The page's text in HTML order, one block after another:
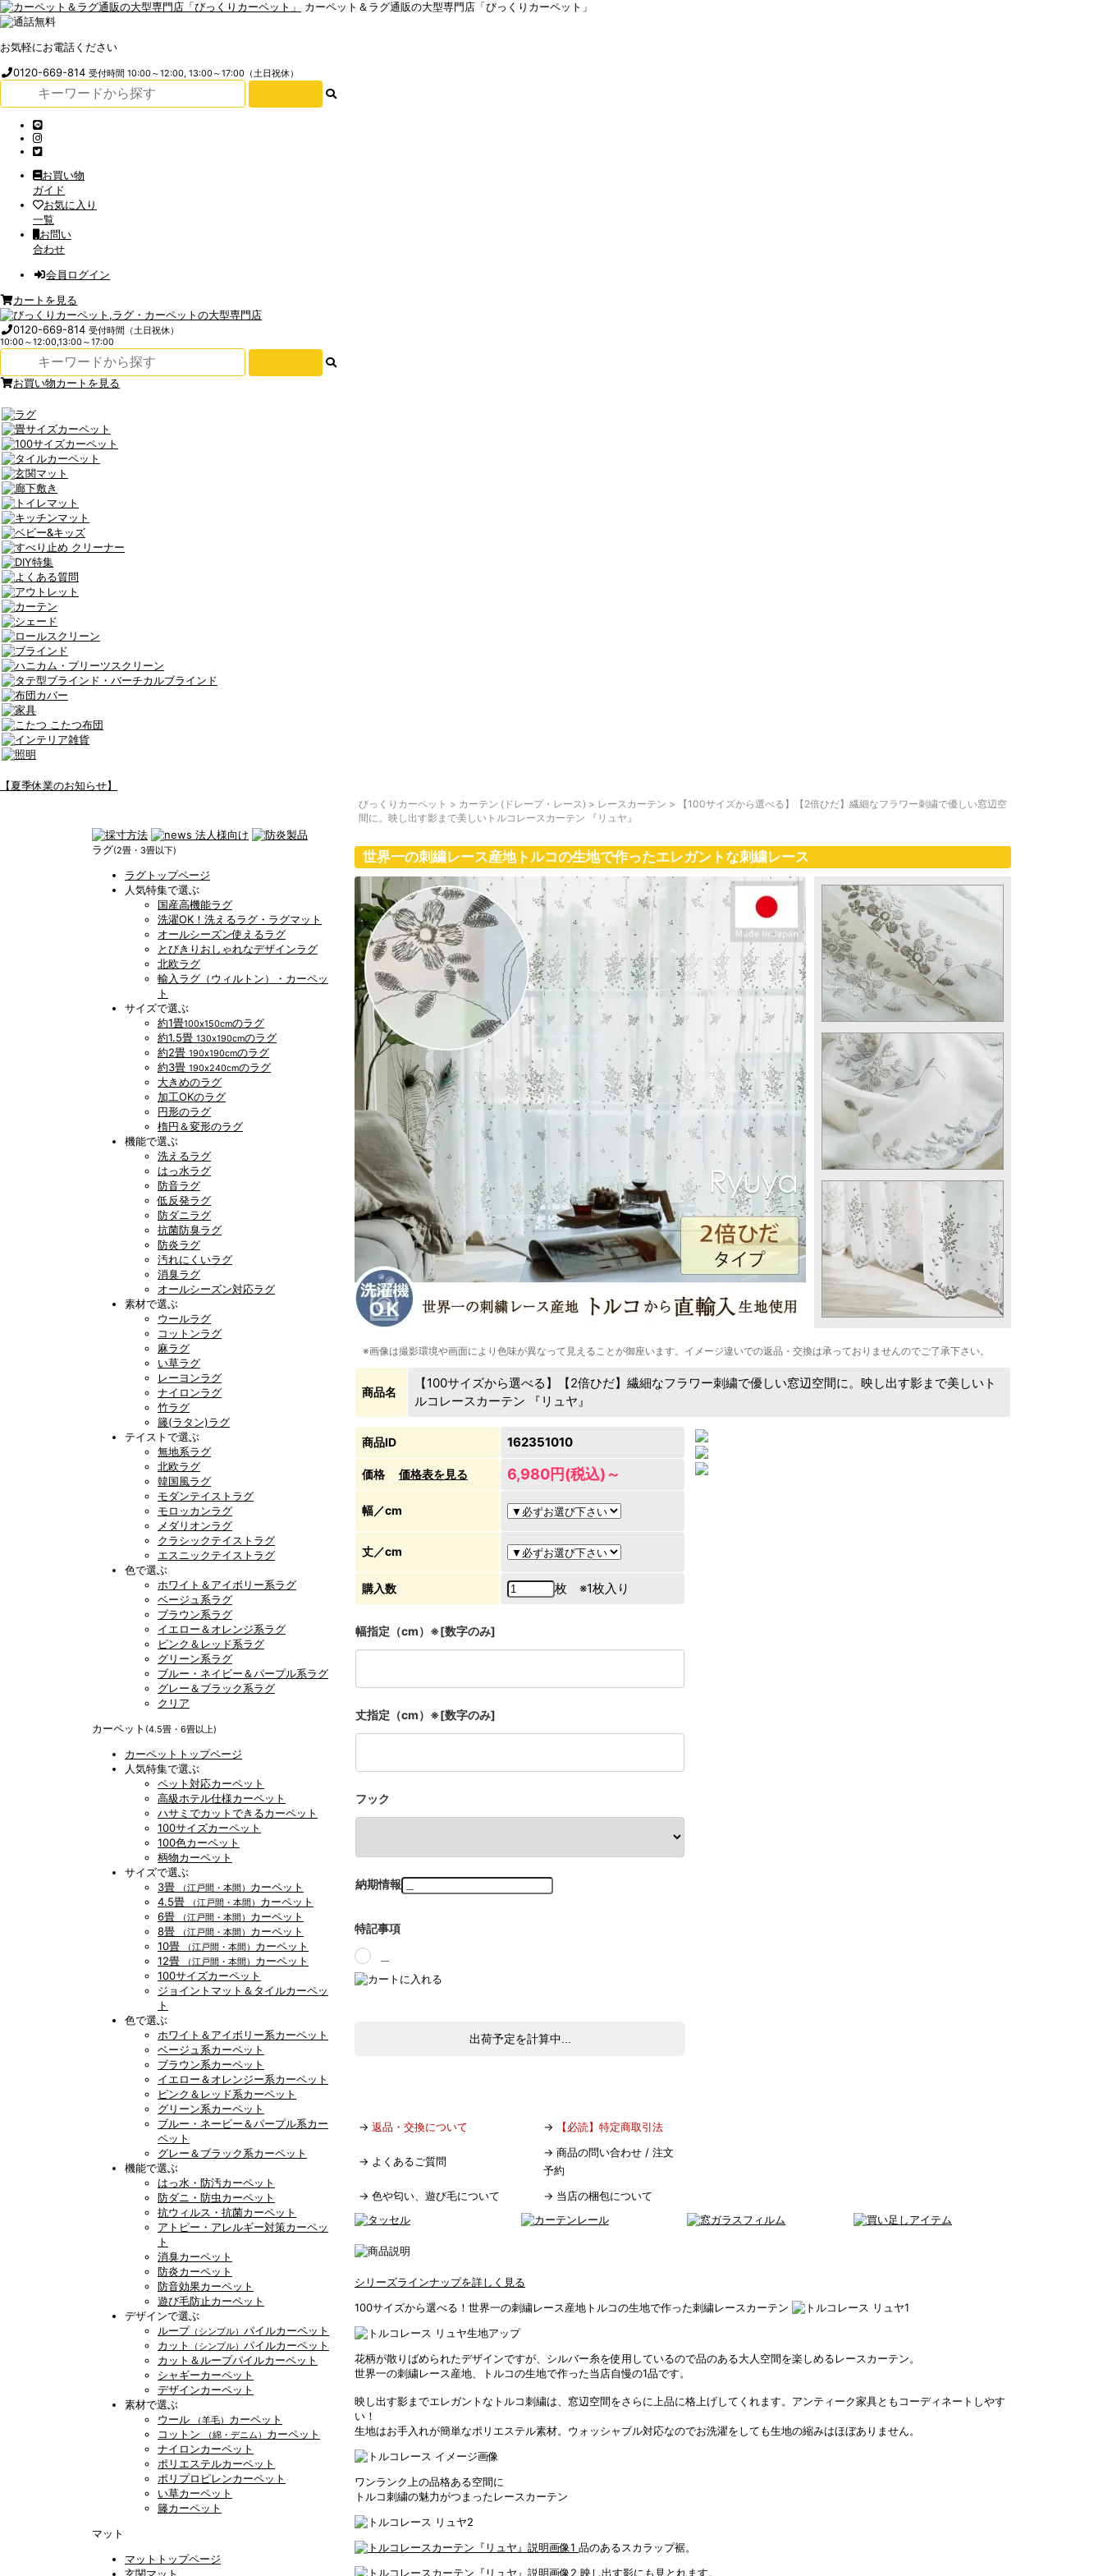
カーペット＆ラグ通販の大型専門店「びっくりカーペット」
お気軽にお電話ください
0120-669-814受付時間 10:00～12:00, 13:00～17:00（土日祝休）
お買い物
ガイド
お気に入り
一覧
お問い
合わせ
会員ログイン
カートを見る
0120-669-814受付時間（土日祝休）
10:00～12:00,13:00～17:00
お買い物カートを見る
【夏季休業のお知らせ】
ラグ(2畳・3畳以下)
ラグトップページ
人気特集で選ぶ
国産高機能ラグ
洗濯OK！洗えるラグ・ラグマット
オールシーズン使えるラグ
とびきりおしゃれなデザインラグ
北欧ラグ
輸入ラグ（ウィルトン）・カーペッ
ト
サイズで選ぶ
約1畳100x150cmのラグ
約1.5畳 130x190cmのラグ
約2畳 190x190cmのラグ
約3畳 190x240cmのラグ
大きめのラグ
加工OKのラグ
円形のラグ
楕円＆変形のラグ
機能で選ぶ
洗えるラグ
はっ水ラグ
防音ラグ
低反発ラグ
防ダニラグ
抗菌防臭ラグ
防炎ラグ
汚れにくいラグ
消臭ラグ
オールシーズン対応ラグ
素材で選ぶ
ウールラグ
コットンラグ
麻ラグ
い草ラグ
レーヨンラグ
ナイロンラグ
竹ラグ
籐(ラタン)ラグ
テイストで選ぶ
無地系ラグ
北欧ラグ
韓国風ラグ
モダンテイストラグ
モロッカンラグ
メダリオンラグ
クラシックテイストラグ
エスニックテイストラグ
色で選ぶ
ホワイト＆アイボリー系ラグ
ベージュ系ラグ
ブラウン系ラグ
イエロー＆オレンジ系ラグ
ピンク＆レッド系ラグ
グリーン系ラグ
ブルー・ネイビー＆パープル系ラグ
グレー＆ブラック系ラグ
クリア
カーペット (4.5畳・6畳以上)
カーペットトップページ
人気特集で選ぶ
ペット対応カーペット
高級ホテル仕様カーペット
ハサミでカットできるカーペット
100サイズカーペット
100色カーペット
柄物カーペット
サイズで選ぶ
3畳
（江戸間・本間） カーペット
4.5畳
（江戸間・本間） カーペット
6畳
（江戸間・本間） カーペット
8畳
（江戸間・本間） カーペット
10畳
（江戸間・本間） カーペット
12畳
（江戸間・本間） カーペット
100サイズカーペット
ジョイントマット＆タイルカーペッ
ト
色で選ぶ
ホワイト＆アイボリー系カーペット
ベージュ系カーペット
ブラウン系カーペット
イエロー＆オレンジー系カーペット
ピンク＆レッド系カーペット
グリーン系カーペット
ブルー・ネービー＆パープル系カー
ペット
グレー＆ブラック系カーペット
機能で選ぶ
はっ水・防汚カーペット
防ダニ・防虫カーペット
抗ウィルス・抗菌カーペット
アトピー・アレルギー対策カーペッ
ト
消臭カーペット
防炎カーペット
防音効果カーペット
遊び毛防止カーペット
デザインで選ぶ
ループ （シンプル） パイルカーペット
カット
（シンプル） パイルカーペット
カット＆ループパイルカーペット
シャギーカーペット
デザインカーペット
素材で選ぶ
ウール
（羊毛） カーペット
コットン
（綿・デニム） カーペット
ナイロンカーペット
ポリエステルカーペット
ポリプロピレンカーペット
い草カーペット
籐カーペット
マット
マットトップページ
玄関マット
びっくりカーペット > カーテン (ドレープ・レース) > レースカーテン >
【100サイズから選べる】【2倍ひだ】繊細なフラワー刺繍で優しい窓辺空
間に。映し出す影まで美しいトルコレースカーテン 『リュヤ』
世界一の刺繍レース産地トルコの生地で作ったエレガントな刺繍レース
※画像は撮影環境や画面により色味が異なって見えることが御座います。イメージ違いでの返品・交換は承っておりませんのでご了承下さい。
商品名
【100サイズから選べる】【2倍ひだ】繊細なフラワー刺繍で優しい窓辺空間に。映し出す影まで美しいト
ルコレースカーテン 『リュヤ』
商品ID 162351010
価格 価格表を見る 6,980円(税込)～
幅／cm
丈／cm
購入数 枚 ※1枚入り
幅指定（cm）※[数字のみ]
丈指定（cm）※[数字のみ]
フック
納期情報
特記事項
出荷予定を計算中...
→ 返品・交換について → 【必読】特定商取引法
→ よくあるご質問
→ 商品の問い合わせ / 注文
予約
→ 色や匂い、遊び毛について → 当店の梱包について
シリーズラインナップを詳しく見る
100サイズから選べる！世界一の刺繍レース産地トルコの生地で作った刺繍レースカーテン
花柄が散りばめられたデザインですが、シルバー糸を使用しているので品のある大人空間を楽しめるレースカーテン。
世界一の刺繍レース産地、トルコの生地で作った当店自慢の1品です。
映し出す影までエレガントなトルコ刺繍は、窓辺空間をさらに上品に格上げしてくれます。アンティーク家具ともコーディネートしやす
い！
生地はお手入れが簡単なポリエステル素材。ウォッシャブル対応なのでお洗濯をしても生地の縮みはほぼありません。
ワンランク上の品格ある空間に
トルコ刺繍の魅力がつまったレースカーテン
品のあるスカラップ裾。
映し出す影にも見とれます。